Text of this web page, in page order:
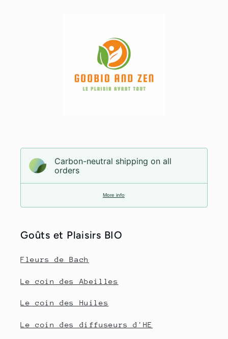
Carbon-neutral shipping on all
orders
More info
Goûts et Plaisirs BIO
Fleurs de Bach
Le coin des Abeilles
Le coin des Huiles
Le coin des diffuseurs d'HE